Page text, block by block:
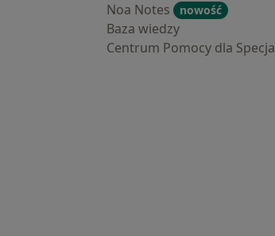
Noa Notes
nowość
Baza wiedzy
Centrum Pomocy dla